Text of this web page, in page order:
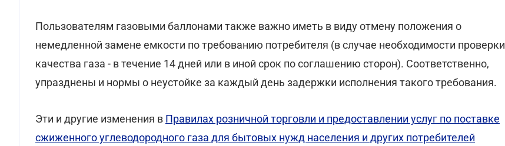
Пользователям газовыми баллонами также важно иметь в виду отмену положения о
немедленной замене емкости по требованию потребителя (в случае необходимости проверки
качества газа - в течение 14 дней или в иной срок по соглашению сторон). Соответственно,
упразднены и нормы о неустойке за каждый день задержки исполнения такого требования.
Эти и другие изменения в Правилах розничной торговли и предоставлении услуг по поставке
сжиженного углеводородного газа для бытовых нужд населения и других потребителей